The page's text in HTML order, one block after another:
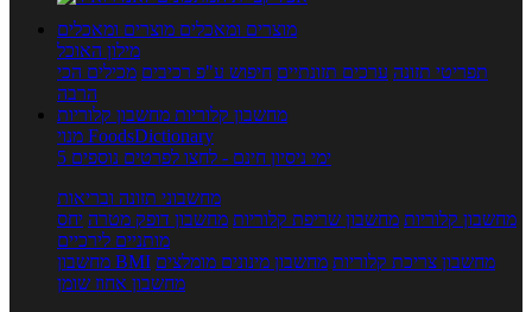
מוצרים ומאכלים מוצרים ומאכלים
מילון האוכל
תפריטי תזונה ערכים תזונתיים חיפוש ע"פ רכיבים מכילים הכי
הרבה
מחשבון קלוריות מחשבון קלוריות
מנוי FoodsDictionary
5 ימי ניסיון חינם - לחצו לפרטים נוספים
מחשבוני תזונה ובריאות
מחשבון קלוריות מחשבון שריפת קלוריות מחשבון דופק מטרה יחס
מותניים לירכיים
מחשבון BMI
מחשבון צריכת קלוריות מחשבון מינונים מומלצים
מחשבון אחוז שומן